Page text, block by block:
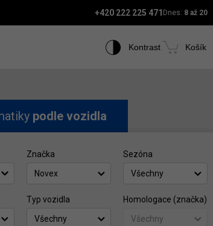
+420 222 225 471 Dnes: 8 až 20
Kontrast Košík
podle vozidla
Značka
Novex
Sezóna
Všechny
Typ vozidla
Všechny
Homologace (značka)
Všechny